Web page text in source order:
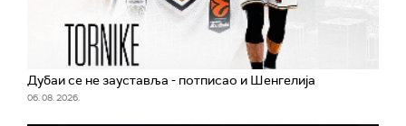
Дубаи се не зауставља - потписао и Шенгелија
06. 08. 2026.